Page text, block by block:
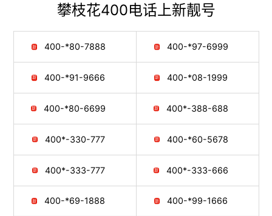
攀枝花400电话 上新靓号
400-*80-7888 400-*97-6999
400-*91-9666 400-*08-1999
400-*80-6699 400*-388-688
400*-330-777 400-*60-5678
400*-333-777 400*-333-666
400-*69-1888 400-*99-1666